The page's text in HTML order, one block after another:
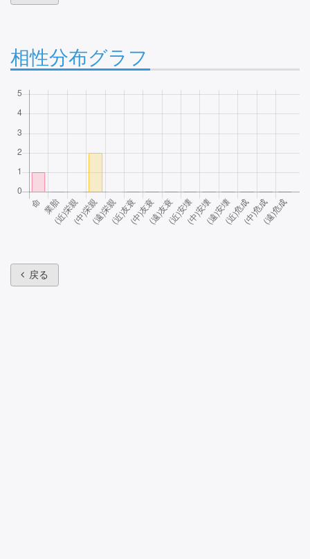
相性分布グラフ
戻る